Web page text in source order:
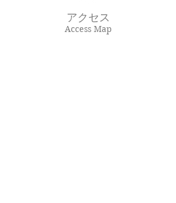
アクセス
Access Map